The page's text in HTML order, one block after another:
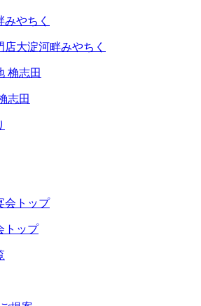
店大淀河畔みやちく
志田
トップ